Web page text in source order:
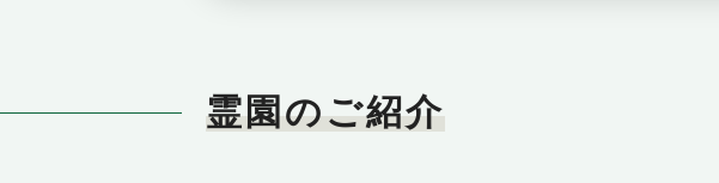
霊園のご紹介